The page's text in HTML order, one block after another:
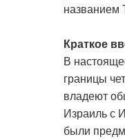
названием
Краткое
В
границы
владеют
Израиль с
были